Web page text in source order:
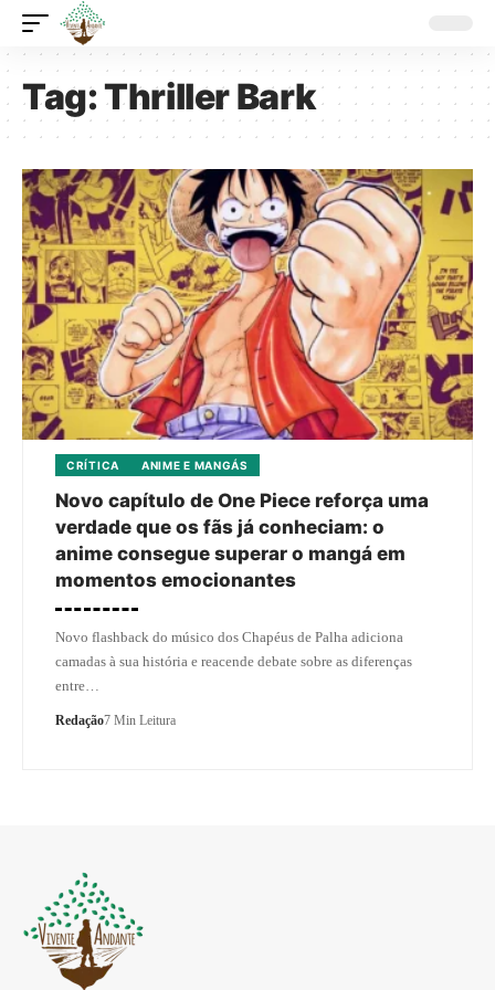
Tag:Thriller Bark
CRÍTICA ANIME E MANGÁS
Novo capítulo de One Piece reforça uma
verdade que os fãs já conheciam: o
anime consegue superar o mangá em
momentos emocionantes
Novo flashback do músico dos Chapéus de Palha adiciona
camadas à sua história e reacende debate sobre as diferenças
entre…
Redação7 Min Leitura